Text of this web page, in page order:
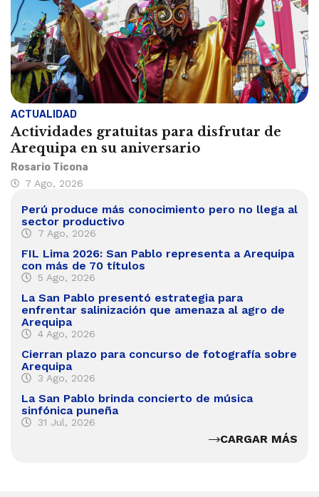
ACTUALIDAD
Actividades gratuitas para disfrutar de
Arequipa en su aniversario
Rosario Ticona
7 Ago, 2026
Perú produce más conocimiento pero no llega al
sector productivo
7 Ago, 2026
FIL Lima 2026: San Pablo representa a Arequipa
con más de 70 títulos
5 Ago, 2026
La San Pablo presentó estrategia para
enfrentar salinización que amenaza al agro de
Arequipa
4 Ago, 2026
Cierran plazo para concurso de fotografía sobre
Arequipa
3 Ago, 2026
La San Pablo brinda concierto de música
sinfónica puneña
31 Jul, 2026
CARGAR MÁS